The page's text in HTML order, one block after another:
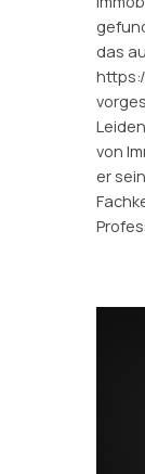
das
von
er